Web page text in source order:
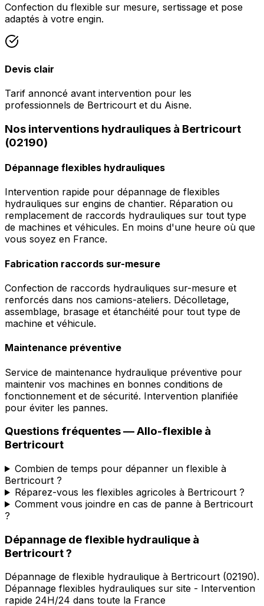
Confection du flexible sur mesure, sertissage et pose
adaptés à votre engin.
Devis clair
Tarif annoncé avant intervention pour les
professionnels de Bertricourt et du Aisne.
Nos interventions hydrauliques à Bertricourt
(02190)
Dépannage flexibles hydrauliques
Intervention rapide pour dépannage de flexibles
hydrauliques sur engins de chantier. Réparation ou
remplacement de raccords hydrauliques sur tout type
de machines et véhicules. En moins d'une heure où que
vous soyez en France.
Fabrication raccords sur-mesure
Confection de raccords hydrauliques sur-mesure et
renforcés dans nos camions-ateliers. Décolletage,
assemblage, brasage et étanchéité pour tout type de
machine et véhicule.
Maintenance préventive
Service de maintenance hydraulique préventive pour
maintenir vos machines en bonnes conditions de
fonctionnement et de sécurité. Intervention planifiée
pour éviter les pannes.
Questions fréquentes —Allo-flexible à
Bertricourt
Combien de temps pour dépanner un flexible à
Bertricourt ?
Réparez-vous les flexibles agricoles à Bertricourt ?
Comment vous joindre en cas de panne à Bertricourt
?
Dépannage de flexible hydraulique à
Bertricourt?
Dépannage de flexible hydraulique à Bertricourt (02190).
Dépannage flexibles hydrauliques sur site - Intervention
rapide 24H/24 dans toute la France